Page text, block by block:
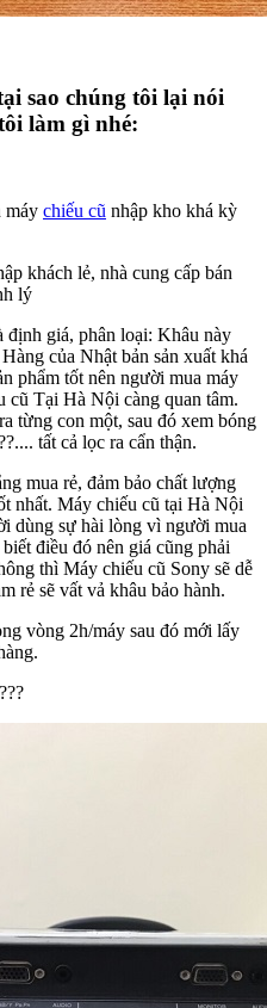
sao chúng tôi lại nói
làm gì nhé:
máy chiếu cũ nhập kho khá kỳ
khách lẻ, nhà cung cấp bán
lý
định giá, phân loại: Khâu này
của Nhật bản sản xuất khá
phẩm tốt nên người mua máy
cũ Tại Hà Nội càng quan tâm.
từng con một, sau đó xem bóng
tất cả lọc ra cẩn thận.
mua rẻ, đảm bảo chất lượng
nhất. Máy chiếu cũ tại Hà Nội
dùng sự hài lòng vì người mua
điều đó nên giá cũng phải
thì Máy chiếu cũ Sony sẽ dễ
rẻ sẽ vất vả khâu bảo hành.
vòng 2h/máy sau đó mới lấy